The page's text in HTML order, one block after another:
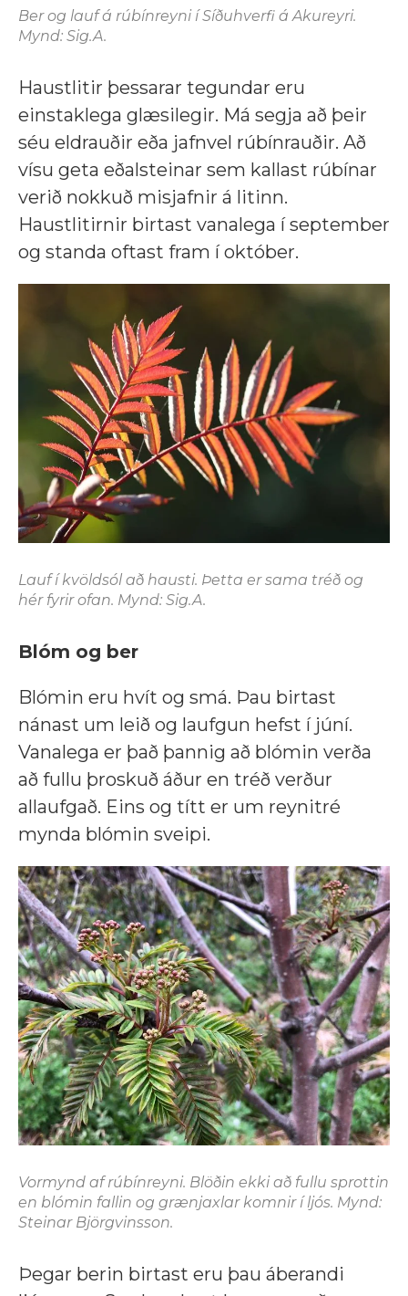
Ber og lauf á rúbínreyni í Síðuhverfi á Akureyri.
Mynd: Sig.A.
Haustlitir þessarar tegundar eru
einstaklega glæsilegir. Má segja að þeir
séu eldrauðir eða jafnvel rúbínrauðir. Að
vísu geta eðalsteinar sem kallast rúbínar
verið nokkuð misjafnir á litinn.
Haustlitirnir birtast vanalega í september
og standa oftast fram í október.
Lauf í kvöldsól að hausti. Þetta er sama tréð og
hér fyrir ofan. Mynd: Sig.A.
Blóm og ber
Blómin eru hvít og smá. Þau birtast
nánast um leið og laufgun hefst í júní.
Vanalega er það þannig að blómin verða
að fullu þroskuð áður en tréð verður
allaufgað. Eins og títt er um reynitré
mynda blómin sveipi.
Vormynd af rúbínreyni. Blöðin ekki að fullu sprottin
en blómin fallin og grænjaxlar komnir í ljós. Mynd:
Steinar Björgvinsson.
Þegar berin birtast eru þau áberandi